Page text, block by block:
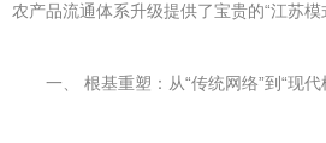
农产品流通体系升级提供了宝贵的“江苏模
一、 根基重塑：从“传统网络”到“现代